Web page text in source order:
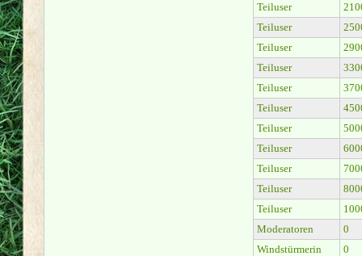
Teiluser
Teiluser
Teiluser
Teiluser
Teiluser
Teiluser
Teiluser
Teiluser
Teiluser
Teiluser
Teiluser
Moderatoren
0
Windstürmerin
0